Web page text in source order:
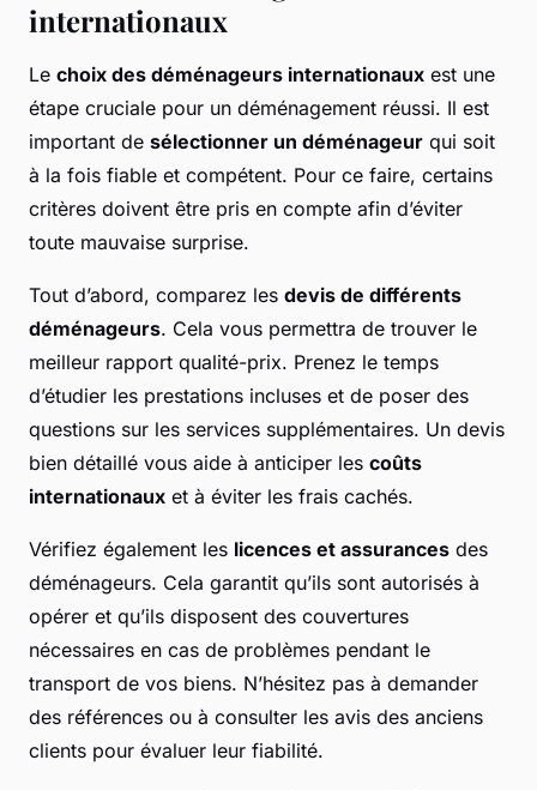
internationaux
Le choix des déménageurs internationaux est une
étape cruciale pour un déménagement réussi. Il est
important de sélectionner un déménageur qui soit
à la fois fiable et compétent. Pour ce faire, certains
critères doivent être pris en compte afin d’éviter
toute mauvaise surprise.
Tout d’abord, comparez les devis de différents
déménageurs. Cela vous permettra de trouver le
meilleur rapport qualité-prix. Prenez le temps
d’étudier les prestations incluses et de poser des
questions sur les services supplémentaires. Un devis
bien détaillé vous aide à anticiper les coûts
internationaux et à éviter les frais cachés.
Vérifiez également les licences et assurances des
déménageurs. Cela garantit qu’ils sont autorisés à
opérer et qu’ils disposent des couvertures
nécessaires en cas de problèmes pendant le
transport de vos biens. N’hésitez pas à demander
des références ou à consulter les avis des anciens
clients pour évaluer leur fiabilité.